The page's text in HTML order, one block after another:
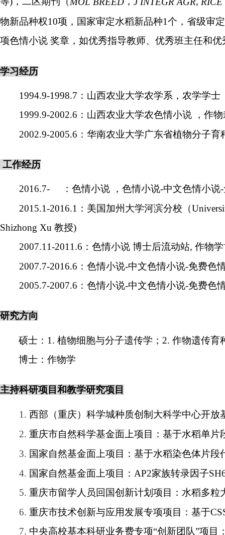
RICE
物新品种权10项，国家审定水稻新品种1个，省级审
项色情小说 奖章，如优秀指导教师、优秀班主任和
学习经历
1994.9-1998.7 ：山西农业大学农学系，农学学士
1999.9-2002.6 ：山西农业大学农色情小说 ，作
2002.9-2005.6 ：华南农业大学广东省植物分子
工作经历
2016.7-
：色情小说 ，色情小说-中文色情小
2015.1-2016.1 ：美国加州大学河滨分校（
Shizhong Xu 教授)
2007.11-2011.6 ：色情小说 博士后流动站, 作物
2007.7-2016.6 ：色情小说-中文色情小说-免费色
2005.7-2007.6 ：色情小说-中文色情小说-免费色
研究方向
硕士： 1.植物细胞与分子遗传学；2.作物遗传育
博士：作物学
主持科研项目和教学研究项目
1. 西部（重庆）科学城种质创制大科学中心开放
2. 重庆市自然科学基金面上项目：基于水稻单片
3. 国家自然基金面上项目： 基于水稻染色体片段
4. 国家自然基金面上项目： AP2家族转录因子
5. 重庆市留学人员回国创新计划项目：水稻多粒
6. 重庆市技术创新与应用发展专项项目： 基于
7. 中央高校基本科研业务费专项“创新团队”项目